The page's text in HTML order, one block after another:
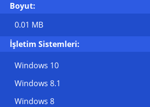
Boyut:
0.01 MB
İşletim Sistemleri:
Windows 10
Windows 8.1
Windows 8